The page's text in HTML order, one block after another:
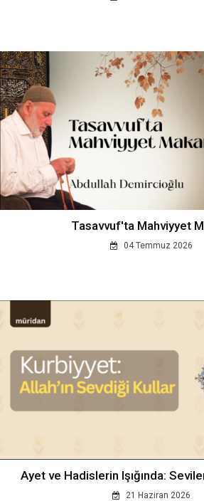
Tasavvuf'ta Mahviyyet
04 Temmuz 2026
Ayet ve Hadislerin Işığında:
21 Haziran 2026